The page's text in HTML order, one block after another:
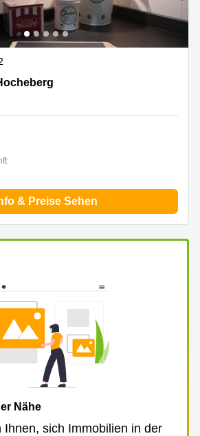
Neuenburg
& Preise Sehen
Nähe
Ihnen, sich Immobilien in der